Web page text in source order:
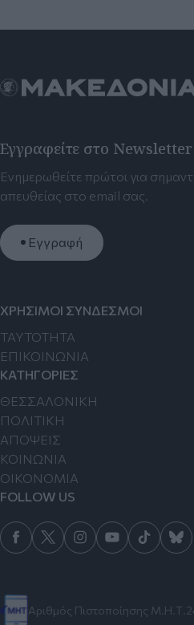
Εγγραφείτε στο
Ενημερωθείτε πρώτοι για
απευθείας στο email σας.
Εγγραφή
Αριθμός Πιστοποίησης
ΧΡΗΣΙΜΟΙ ΣΥΝΔΕΣΜΟΙ
TAYTOTHTA
ΕΠΙΚΟΙΝΩΝΙΑ
ΚΑΤΗΓΟΡΙΕΣ
ΘΕΣΣΑΛΟΝΙΚΗ
ΠΟΛΙΤΙΚΗ
ΑΠΟΨΕΙΣ
ΚΟΙΝΩΝΙΑ
ΟΙΚΟΝΟΜΙΑ
FOLLOW US